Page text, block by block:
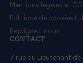
Mentions légales et
Politique de cookies
Rejoignez-nous
CONTACT
7 rue du Lieutenant de